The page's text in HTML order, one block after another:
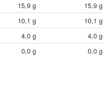
15,9 g
15,9 g
10,1 g
10,1 g
4,0 g
4,0 g
0,0 g 0,0 g